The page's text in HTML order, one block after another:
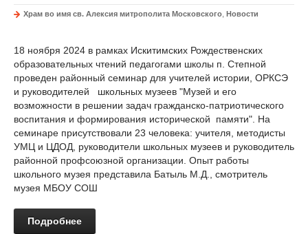
Храм во имя св. Алексия митрополита Московского Новости
18 ноября 2024 в рамках Искитимских Рождественских
образовательных чтений педагогами школы п. Степной
проведен районный семинар для учителей истории, ОРКСЭ
и руководителей школьных музеев "Музей и его
возможности в решении задач гражданско-патриотического
воспитания и формирования исторической памяти". На
семинаре присутствовали 23 человека: учителя, методисты
УМЦ и ЦДОД, руководители школьных музеев и руководитель
районной профсоюзной организации. Опыт работы
школьного музея представила Батыль М.Д., смотритель
музея МБОУ СОШ
Подробнее